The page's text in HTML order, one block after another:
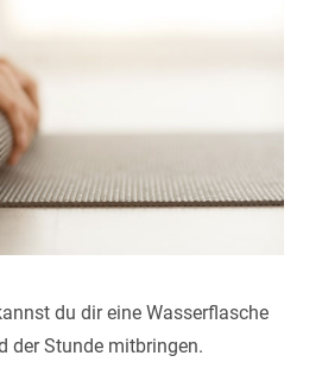
du dir eine Wasserflasche
der Stunde mitbringen.